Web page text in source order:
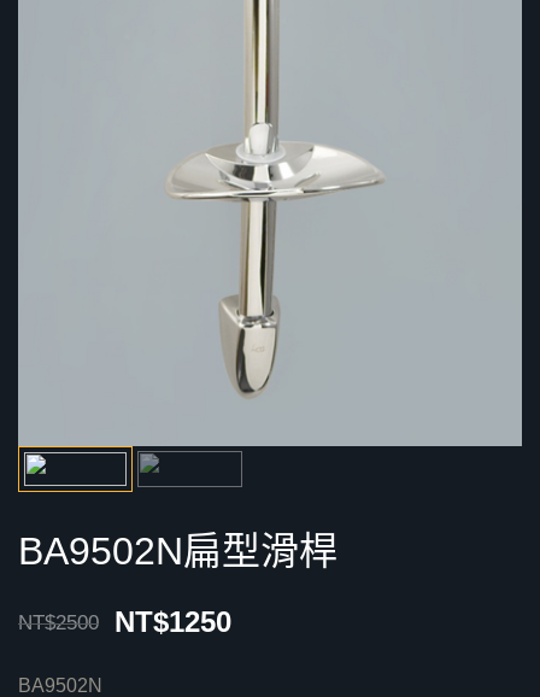
BA9502N扁型滑桿
NT$2500 NT$1250
BA9502N